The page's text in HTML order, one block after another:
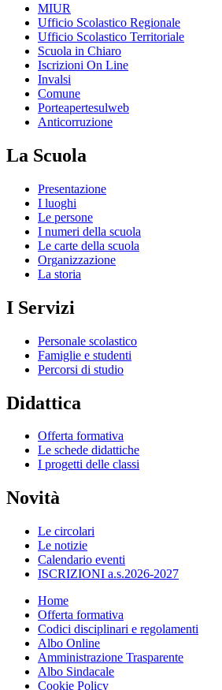
MIUR
Ufficio Scolastico Regionale
Ufficio Scolastico Territoriale
Scuola in Chiaro
Iscrizioni On Line
Invalsi
Comune
Porteapertesulweb
Anticorruzione
La Scuola
Presentazione
I luoghi
Le persone
I numeri della scuola
Le carte della scuola
Organizzazione
La storia
I Servizi
Personale scolastico
Famiglie e studenti
Percorsi di studio
Didattica
Offerta formativa
Le schede didattiche
I progetti delle classi
Novità
Le circolari
Le notizie
Calendario eventi
ISCRIZIONI a.s.2026-2027
Home
Offerta formativa
Codici disciplinari e regolamenti
Albo Online
Amministrazione Trasparente
Albo Sindacale
Cookie Policy